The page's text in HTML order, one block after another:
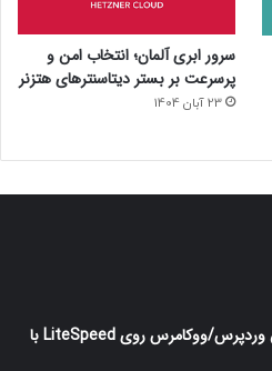
سرور ابری آلمان؛ انتخاب امن و
پرسرعت بر بستر دیتاسنترهای هتزنر
23 آبان 1404
بهبود عملکرد سایت و پنل ادمین وردپرس/ووکامرس روی LiteSpeed با